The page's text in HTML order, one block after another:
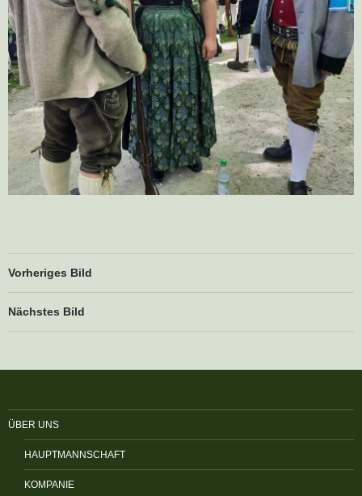
Vorheriges Bild
Nächstes Bild
ÜBER UNS
HAUPTMANNSCHAFT
KOMPANIE